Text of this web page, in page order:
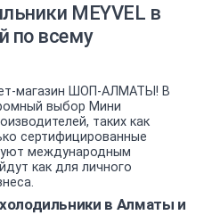
MEYVEL в
по всему
магазин ШОП-АЛМАТЫ! В
выбор Мини
таких как
сертифицированные
международным
как для личного
в Алматы и